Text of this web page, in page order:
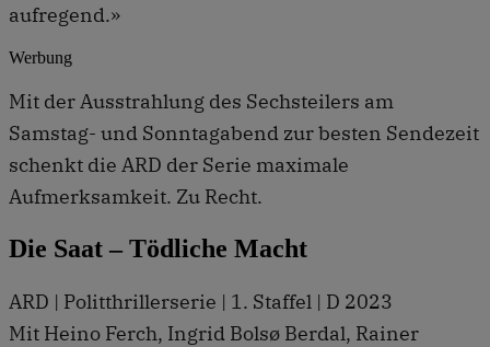
aufregend.»
Werbung
Mit der Ausstrahlung des Sechsteilers am
Samstag- und Sonntagabend zur besten Sendezeit
schenkt die ARD der Serie maximale
Aufmerksamkeit. Zu Recht.
Die Saat – Tödliche Macht
ARD | Politthrillerserie | 1. Staffel | D 2023
Mit Heino Ferch, Ingrid Bolsø Berdal, Rainer